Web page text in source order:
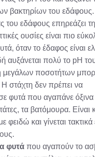
βακτηρίων του
του εδάφους επηρεάζει
ουσίες είναι πιο
όταν το έδαφος είναι
αυξάνεται πολύ το pH
ποσοτήτων
στάχτη δεν πρέπει να
σε φυτά που αγαπάνε
τα βατόμουρα. Είναι
φειδώ και γίνεται
φυτά που αγαπούν το